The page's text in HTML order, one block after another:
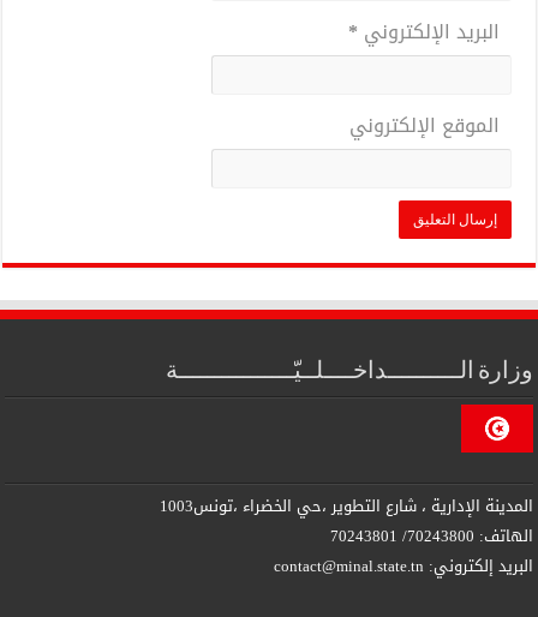
البريد الإلكتروني *
الموقع الإلكتروني
وزارة الــــــــــداخــــلــيّــــــــــــــــة
المدينة الإدارية ، شارع التطوير ،حي الخضراء ،تونس1003
الهاتف: 70243800/ 70243801
البريد إلكتروني: contact@minal.state.tn